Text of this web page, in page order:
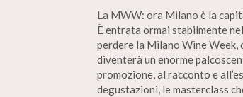
La MWW: ora Milano è la
È entrata ormai stabilmente
perdere la Milano Wine Week,
diventerà un enorme
promozione, al racconto e
degustazioni, le masterclass